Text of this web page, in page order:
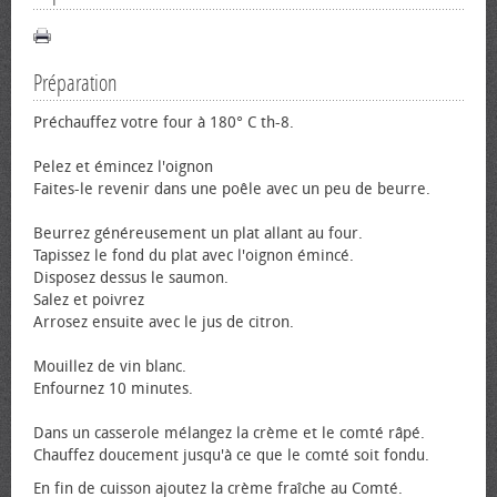
Préparation
Préchauffez votre four à 180° C th-8.
Pelez et émincez l'oignon
Faites-le revenir dans une poêle avec un peu de beurre.
Beurrez généreusement un plat allant au four.
Tapissez le fond du plat avec l'oignon émincé.
Disposez dessus le saumon.
Salez et poivrez
Arrosez ensuite avec le jus de citron.
Mouillez de vin blanc.
Enfournez 10 minutes.
Dans un casserole mélangez la crème et le comté râpé.
Chauffez doucement jusqu'à ce que le comté soit fondu.
En fin de cuisson ajoutez la crème fraîche au Comté.